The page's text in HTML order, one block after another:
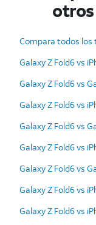
otros
Compara todos
Galaxy Z Fold6 vs
Galaxy Z Fold6 vs
Galaxy Z Fold6 vs
Galaxy Z Fold6 vs
Galaxy Z Fold6 vs
Galaxy Z Fold6 vs
Galaxy Z Fold6 vs
Galaxy Z Fold6 vs